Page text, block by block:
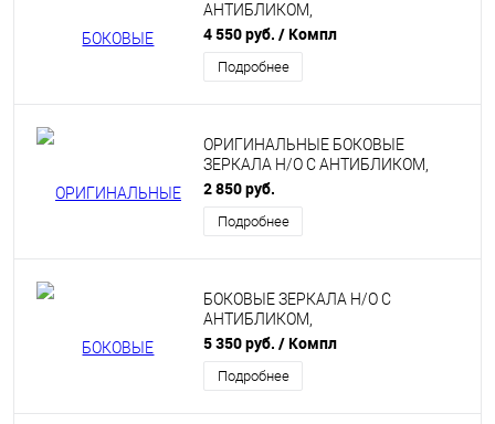
АНТИБЛИКОМ,
ЭЛЕКТРОПРИВОДОМ И ОБОГРЕВОМ
НЕОКРАШЕННЫЕ НА ЛАДА
КАЛИНА, КАЛИНА 2, ГРАНТА,
4 550 руб. / Компл
Подробнее
ОРИГИНАЛЬНЫЕ БОКОВЫЕ
ЗЕРКАЛА Н/О С АНТИБЛИКОМ,
ЭЛЕКТРОПРИВОДОМ И ОБОГРЕВОМ
НЕОКРАШЕННЫЕ НА ЛАДА
КАЛИНА, КАЛИНА 2, ГРАНТА,
2 850 руб.
Подробнее
БОКОВЫЕ ЗЕРКАЛА Н/О С
АНТИБЛИКОМ,
ЭЛЕКТРОПРИВОДОМ И ОБОГРЕВОМ
В ЦВЕТ НА ЛАДА КАЛИНА, КАЛИНА
2, ГРАНТА, ДАТСУН
5 350 руб. / Компл
Подробнее